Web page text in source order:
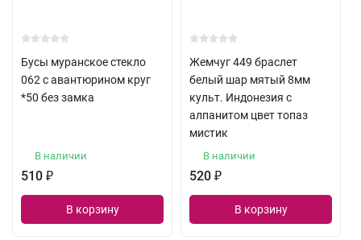
Бусы муранское стекло
062 с авантюрином круг
*50 без замка
В наличии
510 ₽
В корзину
Жемчуг 449 браслет
белый шар мятый 8мм
культ. Индонезия с
алпанитом цвет топаз
мистик
В наличии
520 ₽
В корзину